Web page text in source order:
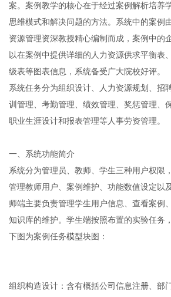
案。案例教学的核心在于经过案例解析培养
思维模式和解决问题的方法。系统中的案例
资源管理资深教授精心编制而成，案例中的
以在案例中提供详细的人力资源供求平衡表
级表等图表信息，系统备受广大院校好评。
系统任务分为组织设计、人力资源规划、招
训管理、考勤管理、绩效管理、奖惩管理、
职业生涯设计和报表管理等人事劳资管理。
一、系统功能简介
系统分为管理员、教师、学生三种用户权限
管理教师用户、案例维护、功能数值设定以
师端主要负责管理学生用户信息、查看案例
知识库的维护。学生端按照布置的实验任务
下图为案例任务模型块图：
组织构造设计：含有概括公司信息注册、部